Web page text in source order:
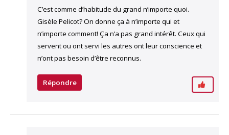
C’est comme d’habitude du grand n’importe quoi.
Gisèle Pelicot? On donne ça à n’importe qui et
n’importe comment! Ça n’a pas grand intérêt. Ceux qui
servent ou ont servi les autres ont leur conscience et
n’ont pas besoin d’être reconnus.
Répondre